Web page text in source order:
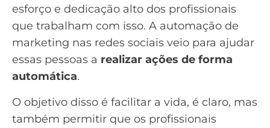
esforço e dedicação alto dos profissionais
que trabalham com isso. A automação de
marketing nas redes sociais veio para ajudar
essas pessoas a realizar ações de forma
automática.
O objetivo disso é facilitar a vida, é claro, mas
também permitir que os profissionais